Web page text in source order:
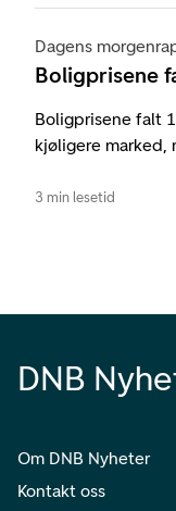
Dagens
Boligprisene
Boligprisene falt
kjøligere marked,
3 min lesetid
DNB
Om DNB Nyheter
Kontakt oss